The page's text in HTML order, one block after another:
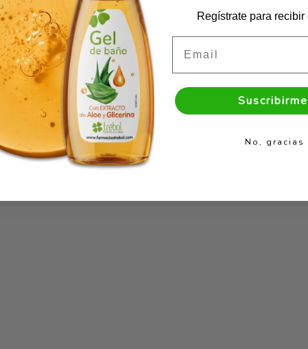
Regístrate para
No, gracias